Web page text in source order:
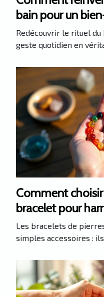
bain pour un
Redécouvrir le rituel
geste quotidien en
Comment
bracelet pour
?
Les bracelets de
simples accessoires :